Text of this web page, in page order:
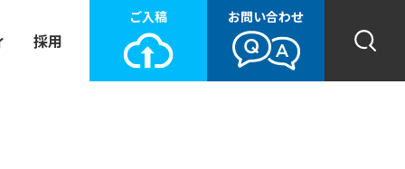
採用
ご入稿 お問い合わせ